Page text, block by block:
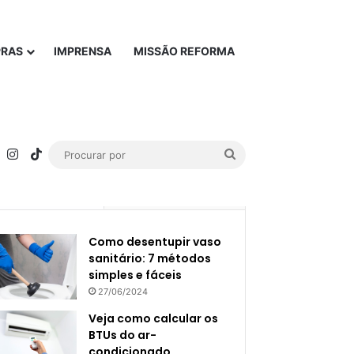
IMPRENSA MISSÃO REFORMA
Instagram
TikTok
Como desentupir vaso
sanitário: 7 métodos
simples e fáceis
27/06/2024
Veja como calcular os
BTUs do ar-